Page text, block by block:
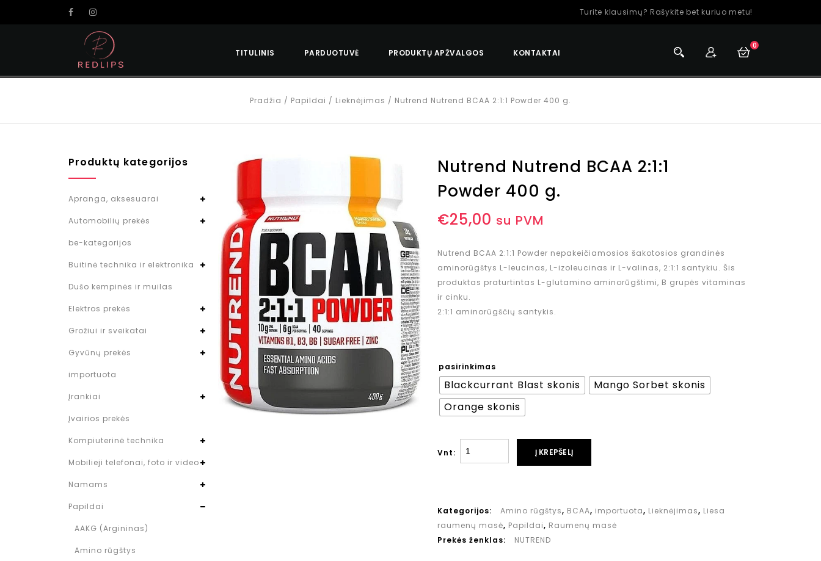
Turite klausimų? Rašykite bet kuriuo metu!
TITULINIS PARDUOTUVĖ PRODUKTŲ APŽVALGOS KONTAKTAI
0
Pradžia / Papildai / Lieknėjimas / Nutrend Nutrend BCAA 2:1:1 Powder 400 g.
Nutrend Nutrend BCAA 2:1:1
Powder 400 g.
€25,00 su PVM
Nutrend BCAA 2:1:1 Powder nepakeičiamosios šakotosios grandinės
aminorūgštys L-leucinas, L-izoleucinas ir L-valinas, 2:1:1 santykiu. Šis
produktas praturtintas L-glutamino aminorūgštimi, B grupės vitaminas
ir cinku.
2:1:1 aminorūgščių santykis.
pasirinkimas
Blackcurrant Blast skonis
Mango Sorbet skonis
Orange skonis
Vnt: Į KREPŠELĮ
Kategorijos: Amino rūgštys, BCAA, importuota, Lieknėjimas, Liesa
raumenų masė, Papildai, Raumenų masė
Prekės ženklas:
NUTREND
Produktų kategorijos
Apranga, aksesuarai
Automobilių prekės
be-kategorijos
Buitinė technika ir elektronika
Dušo kempinės ir muilas
Elektros prekės
Grožiui ir sveikatai
Gyvūnų prekės
importuota
Įrankiai
Įvairios prekės
Kompiuterinė technika
Mobilieji telefonai, foto ir video
Namams
Papildai
AAKG (Argininas)
Amino rūgštys